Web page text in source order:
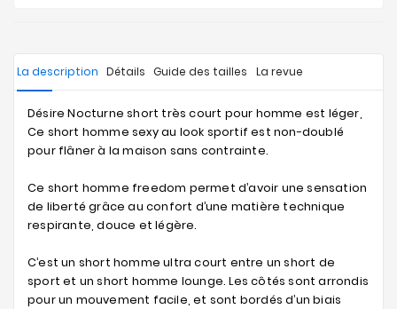
La description Détails Guide des tailles La revue
Désire Nocturne short très court pour homme est léger,
Ce short homme sexy au look sportif est non-doublé
pour flâner à la maison sans contrainte.
Ce short homme freedom permet d’avoir une sensation
de liberté grâce au confort d’une matière technique
respirante, douce et légère.
C’est un short homme ultra court entre un short de
sport et un short homme lounge. Les côtés sont arrondis
pour un mouvement facile, et sont bordés d’un biais